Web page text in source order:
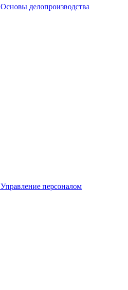
Основы делопроизводства
Управление персоналом